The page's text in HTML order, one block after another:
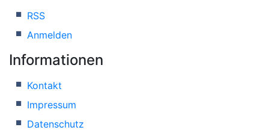
RSS
Anmelden
Informationen
Kontakt
Impressum
Datenschutz